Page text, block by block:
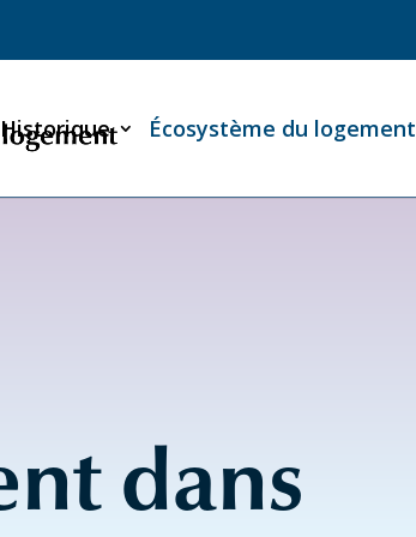
Historique Écosystème du logement
dans